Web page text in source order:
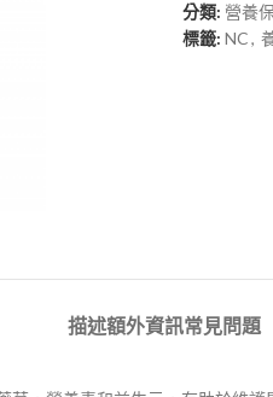
分類: 營養
標籤: NC,
描述額外資訊常見問題